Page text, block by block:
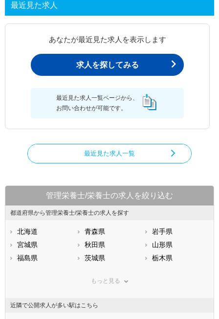
最近見た求人
あなたが最近見た求人を表示します
求人を探してみる
最近見た求人一覧ページから、
お問い合わせが可能です。
最近見た求人一覧
管理栄養士/栄養士の求人を絞り込む
都道府県から管理栄養士/栄養士の求人を探す
北海道 青森県
岩手県
宮城県
秋田県
山形県
福島県
茨城県
栃木県
神奈川県
石川県
福井県
もっと見る
近隣で公開求人が多い駅はこちら